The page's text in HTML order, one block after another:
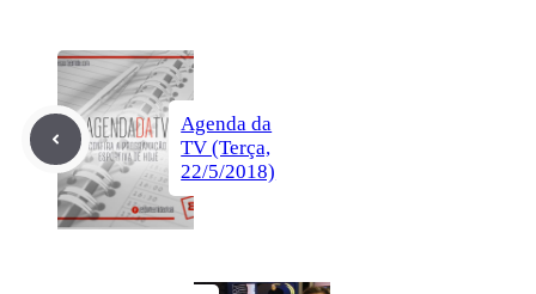
Agenda da
TV (Terça,
22/5/2018)